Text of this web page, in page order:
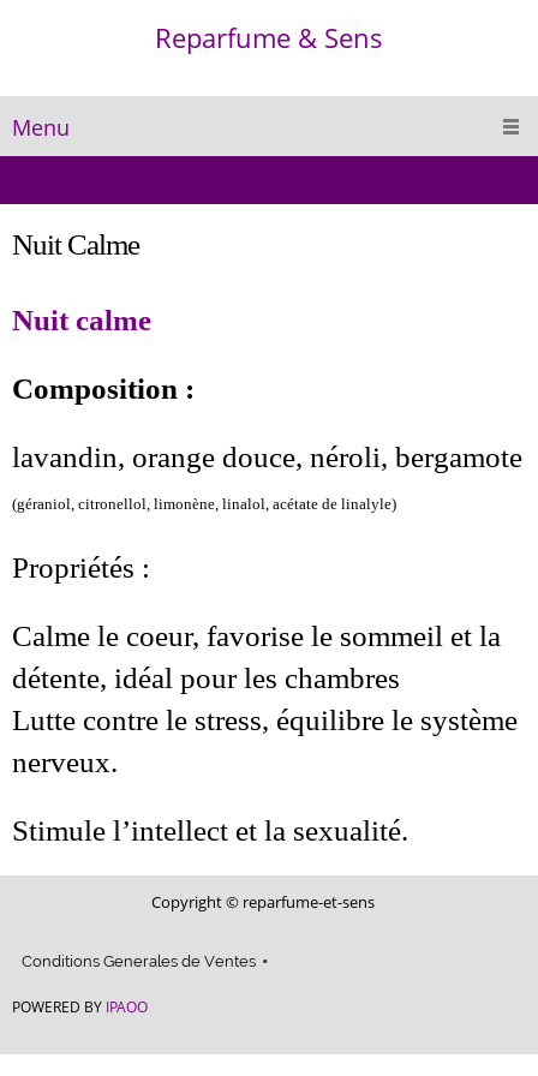
Reparfume & Sens
Menu
Nuit Calme
Nuit calme
Composition :
lavandin, orange douce, néroli, bergamote
(géraniol, citronellol, limonène, linalol, acétate de linalyle)
Propriétés :
Calme le coeur, favorise le sommeil et la
détente, idéal pour les chambres
Lutte contre le stress, équilibre le système
nerveux.
Stimule l’intellect et la sexualité.
Copyright © reparfume-et-sens
Conditions Generales de Ventes
POWERED BY IPAOO